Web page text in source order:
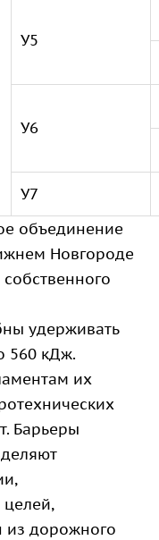
У5
У6
У7
объединение
Новгороде
удерживать
560 кДж.
их
Барьеры
из дорожного